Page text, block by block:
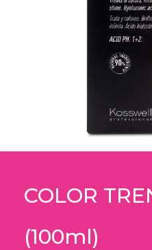
COLOR
(100ml)